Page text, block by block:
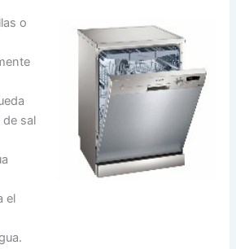
o
de sal
el